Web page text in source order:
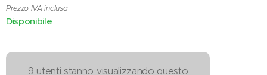
Prezzo IVA inclusa
Disponibile
9 utenti stanno visualizzando questo